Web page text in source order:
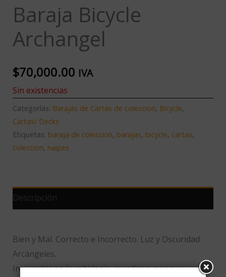
Baraja Bicycle
Archangel
$70,000.00 IVA
Sin existencias
Categorías: Barajas de Cartas de coleccion, Bicycle,
Cartas/ Decks
Etiquetas: baraja de coleccion, barajas, bicycle, cartas,
coleccion, naipes
Bien y Mal. Correcto e Incorrecto. Luz y Oscuridad.
Arcángeles.
Inspiradas en la mitología, creadas a mano y